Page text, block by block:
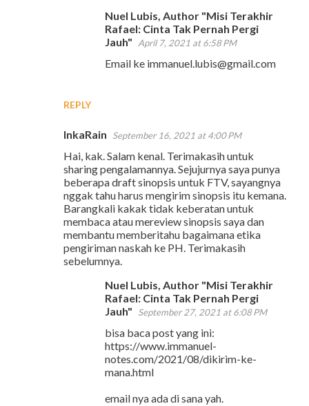
REPLY
Nuel Lubis, Author "Misi Terakhir
Rafael: Cinta Tak Pernah Pergi
Jauh" April 7, 2021 at 6:58 PM
Email ke immanuel.lubis@gmail.com
InkaRain September 16, 2021 at 4:00 PM
Hai, kak. Salam kenal. Terimakasih untuk
sharing pengalamannya. Sejujurnya saya punya
beberapa draft sinopsis untuk FTV, sayangnya
nggak tahu harus mengirim sinopsis itu kemana.
Barangkali kakak tidak keberatan untuk
membaca atau mereview sinopsis saya dan
membantu memberitahu bagaimana etika
pengiriman naskah ke PH. Terimakasih
sebelumnya.
Nuel Lubis, Author "Misi Terakhir
Rafael: Cinta Tak Pernah Pergi
Jauh"
September 27, 2021 at 6:08 PM
bisa baca post yang ini:
https://www.immanuel-
notes.com/2021/08/dikirim-ke-
mana.html
email nya ada di sana yah.